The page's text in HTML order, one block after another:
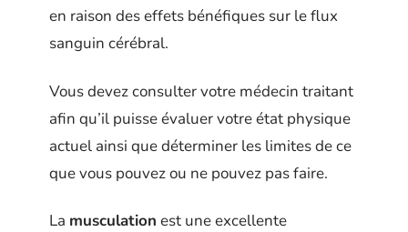
en raison des effets bénéfiques sur le flux
sanguin cérébral.
Vous devez consulter votre médecin traitant
afin qu’il puisse évaluer votre état physique
actuel ainsi que déterminer les limites de ce
que vous pouvez ou ne pouvez pas faire.
La musculation est une excellente